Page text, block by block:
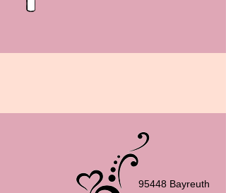
95448 Bayreuth